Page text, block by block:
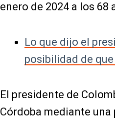
enero de 2024 a los
Lo que dijo el
posibilidad de que
El presidente de
Córdoba mediante una